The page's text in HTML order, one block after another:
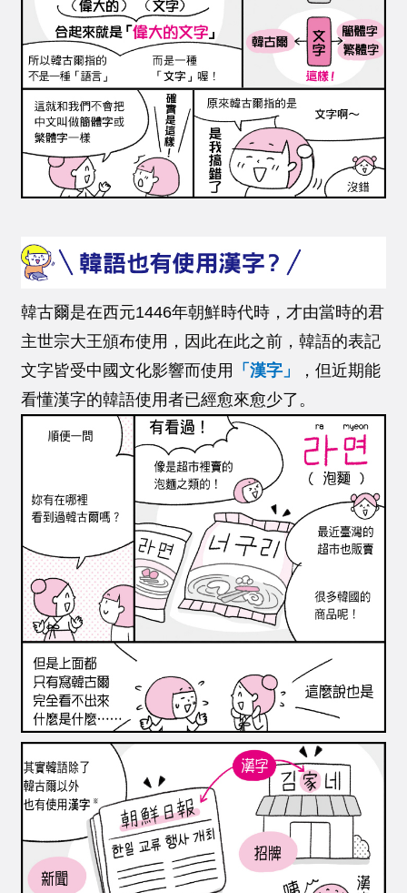
韓古爾是在西元1446年朝鮮時代時，才由當時的君
主世宗大王頒布使用，因此在此之前，韓語的表記
文字皆受中國文化影響而使用
「 漢字 」
，但近期能
看懂漢字的韓語使用者已經愈來愈少了。